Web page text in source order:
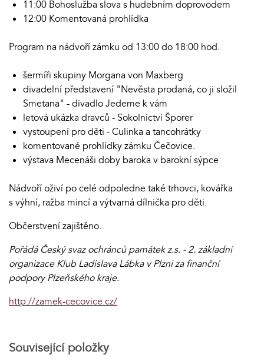
11:00 Bohoslužba slova s hudebním doprovodem
12:00 Komentovaná prohlídka
Program na nádvoří zámku od 13:00 do 18:00 hod.
šermíři skupiny Morgana von Maxberg
divadelní představení "Nevěsta prodaná, co ji složil
Smetana" - divadlo Jedeme k vám
letová ukázka dravců - Sokolnictví Šporer
vystoupení pro děti - Culinka a tancohrátky
komentované prohlídky zámku Čečovice.
výstava Mecenáši doby baroka v barokní sýpce
Nádvoří oživí po celé odpoledne také trhovci, kovářka
s výhní, ražba mincí a výtvarná dílnička pro děti.
Občerstvení zajištěno.
Pořádá Český svaz ochránců památek z.s. - 2. základní
organizace Klub Ladislava Lábka v Plzni za finanční
podpory Plzeňského kraje.
http://zamek-cecovice.cz/
Související položky